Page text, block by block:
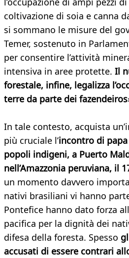
coltivazione di soia e canna
si sommano le misure del
Temer, sostenuto in
per consentire l’attività
intensiva in aree protette. Il
forestale, infine, legalizza
terre da parte dei fazendeiros
In tale contesto, acquista
più cruciale l’incontro di
popoli indigeni, a Puerto
nell’Amazzonia peruviana, il
un momento davvero
nativi brasiliani vi hanno
Pontefice hanno dato forza
pacifica per la dignità dei
difesa della foresta. Spesso
accusati di essere contrari